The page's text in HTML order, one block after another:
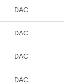
DAC
DAC
DAC
DAC